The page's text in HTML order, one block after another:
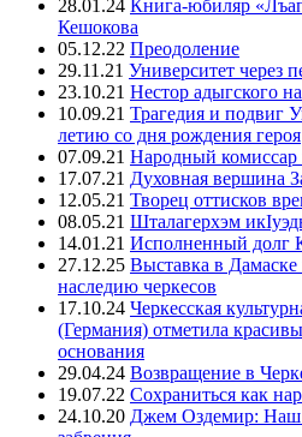
28.01.24 Книга-юбиляр
Кешокова
05.12.22 Преодоление
29.11.21 Университет через
23.10.21 Нестор адыгского
10.09.21 Трагедия и подвиг
летию со дня рождения героя
07.09.21 Народный комиссар
17.07.21 Духовная вершина
12.05.21 Творец оттисков
08.05.21 Шталагерхэм
14.01.21 Исполненный долг
27.12.25 Выставка в
наследию черкесов
17.10.24 Черкесская
(Германия) отметила
основания
29.04.24 Возвращение в
19.07.22 Сохраниться как
24.10.20 Джем Оздемир: Наш